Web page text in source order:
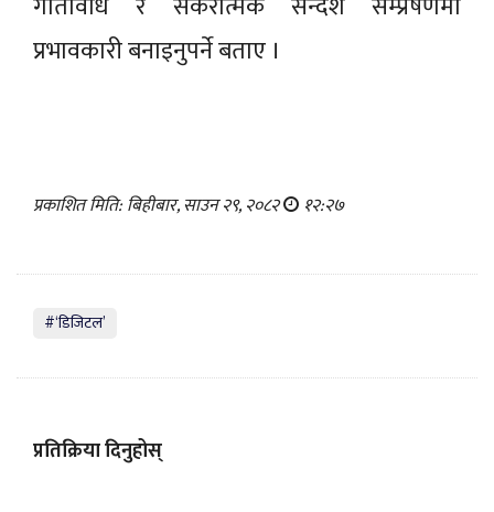
प्रभावकारी बनाइनुपर्ने बताए ।
प्रकाशित मिति: बिहीबार, साउन २९, २०८२ १२:२७
#‘डिजिटल’
प्रतिक्रिया दिनुहोस्